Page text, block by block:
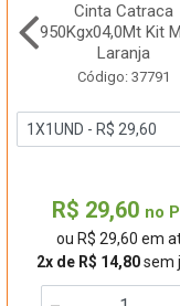
Cinta Catraca
950Kgx04,0Mt Kit
Laranja
Código: 37791
R$ 29,60 no
ou R$ 29,60 em
2x de R$ 14,80sem